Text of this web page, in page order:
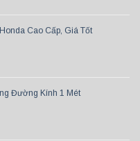
Cao Cấp, Giá Tốt
Đường Kính 1 Mét